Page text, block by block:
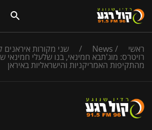
ראשי /
News
/ שני מקורות איראנים
רויטרס: מוג'תבא חמינאי, בנו שלעלי חמינאי
מהתקיפות האמריקניות והישראליות באיראן